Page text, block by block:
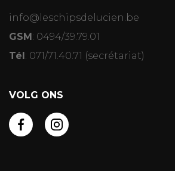
info@leschipsdelucien.be
GSM: 0494/39.79.01
Tél: 071/71.40.71 (secrétariat)
VOLG ONS